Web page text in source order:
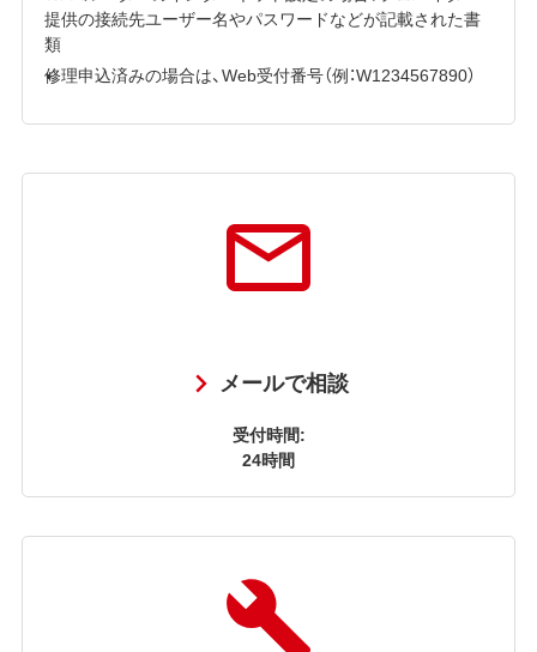
提供の接続先ユーザー名やパスワードなどが記載された書
類
修理申込済みの場合は、Web受付番号（例：W1234567890）
メールで相談
受付時間:
24時間